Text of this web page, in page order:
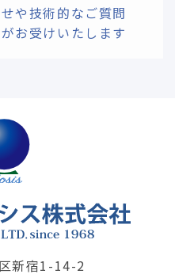
や技術的なご質問
お受けいたします
新宿1-14-2